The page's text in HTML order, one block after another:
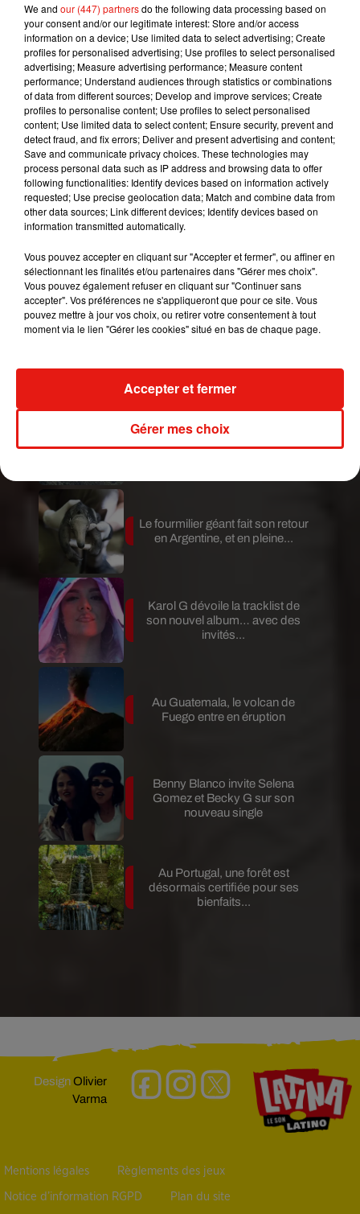
Mais vraiment !!! Limite une continuité a gossip
girl genre leurs enfants mais un reboot
absolutely not
— Gaëlle (@SPlDERJADE)1 février 2019
Un reboot de Gossip Girl je veux bien mais une
saison 7 c’est mieux non ?
— LM5 (@jerriethirllmX)
1 février 2019
Please I beg you@TheCW
Don’t reboot Gossip Girl. It’s so good the way it
is�xܭ a new cast is not needed neither is a
reboot �x-
— KitKat�S� (@KatyMackenzie19)1 février
2019
Le reboot de Gossip Girl évitez svp
— DWP (@joris0711)1 février 2019
Mundo Latino
Guatemala : l'éruption du volcan
de Fuego est terminée
Le fourmilier géant fait son retour
en Argentine, et en pleine...
Karol G dévoile la tracklist de
son nouvel album… avec des
invités...
Au Guatemala, le volcan de
Fuego entre en éruption
Benny Blanco invite Selena
Gomez et Becky G sur son
nouveau single
Au Portugal, une forêt est
désormais certifiée pour ses
bienfaits...
DesignOlivier
Varma
Mentions légales Règlements des jeux
Notice d’information RGPD Plan du site
We and our (447) partnersdo the following data processing based on
your consent and/or our legitimate interest: Store and/or access
information on a device; Use limited data to select advertising; Create
profiles for personalised advertising; Use profiles to select personalised
advertising; Measure advertising performance; Measure content
performance; Understand audiences through statistics or combinations
of data from different sources; Develop and improve services; Create
profiles to personalise content; Use profiles to select personalised
content; Use limited data to select content; Ensure security, prevent and
detect fraud, and fix errors; Deliver and present advertising and content;
Save and communicate privacy choices. These technologies may
process personal data such as IP address and browsing data to offer
following functionalities: Identify devices based on information actively
requested; Use precise geolocation data; Match and combine data from
other data sources; Link different devices; Identify devices based on
information transmitted automatically.
Vous pouvez accepter en cliquant sur "Accepter et fermer", ou affiner en
sélectionnant les finalités et/ou partenaires dans "Gérer mes choix".
Vous pouvez également refuser en cliquant sur "Continuer sans
accepter". Vos préférences ne s'appliqueront que pour ce site. Vous
pouvez mettre à jour vos choix, ou retirer votre consentement à tout
moment via le lien "Gérer les cookies" situé en bas de chaque page.
Gérer mes choix
Accepter et fermer